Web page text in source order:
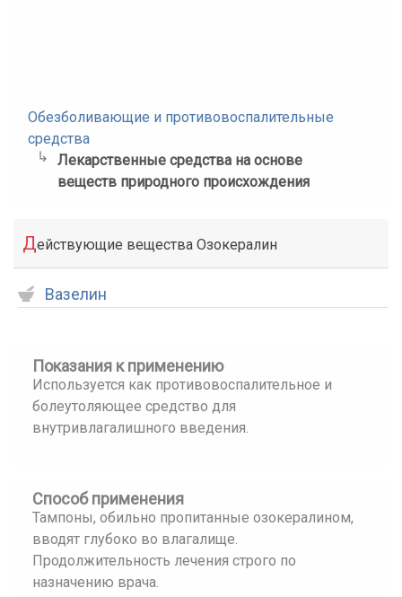
Обезболивающие и противовоспалительные
средства
Лекарственные средства на основе
веществ природного происхождения
Действующие вещества Озокералин
Вазелин
Показания к применению
Используется как противовоспалительное и
болеутоляющее средство для
внутривлагалишного введения.
Способ применения
Тампоны, обильно пропитанные озокералином,
вводят глубоко во влагалище.
Продолжительность лечения строго по
назначению врача.